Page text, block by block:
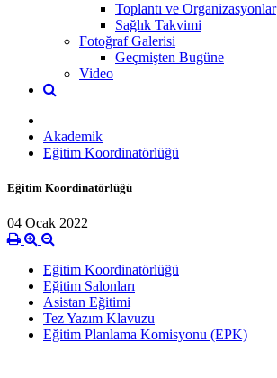
Toplantı ve Organizasyonlar
Sağlık Takvimi
Fotoğraf Galerisi
Geçmişten Bugüne
Video
Akademik
Eğitim Koordinatörlüğü
Eğitim Koordinatörlüğü
04 Ocak 2022
Eğitim Koordinatörlüğü
Eğitim Salonları
Asistan Eğitimi
Tez Yazım Klavuzu
Eğitim Planlama Komisyonu (EPK)